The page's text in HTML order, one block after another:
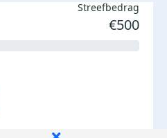
Streefbedrag
€500